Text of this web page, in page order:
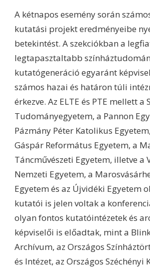
A kétnapos esemény során
kutatási projekt eredményeibe
betekintést. A szekciókban a
legtapasztaltabb
kutatógeneráció egyaránt
számos hazai és határon túli
érkezve. Az ELTE és PTE mellett a
Tudományegyetem, a Pannon
Pázmány Péter Katolikus
Gáspár Református Egyetem, a
Táncművészeti Egyetem, illetve a
Nemzeti Egyetem, a
Egyetem és az Újvidéki Egyetem
kutatói is jelen voltak a
olyan fontos kutatóintézetek és
képviselői is előadtak, mint a
Archívum, az Országos
és Intézet, az Országos Széchényi